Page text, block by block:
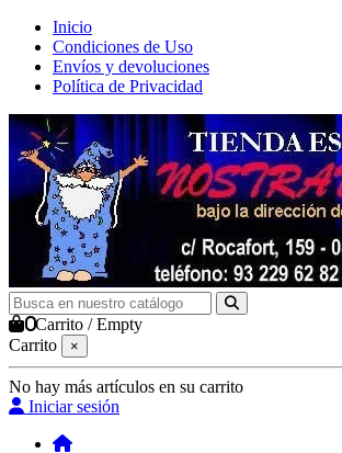
Inicio
Condiciones de Uso
Envíos y devoluciones
Política de Privacidad
0Carrito /Empty
Carrito
×
No hay más artículos en su carrito
Iniciar sesión